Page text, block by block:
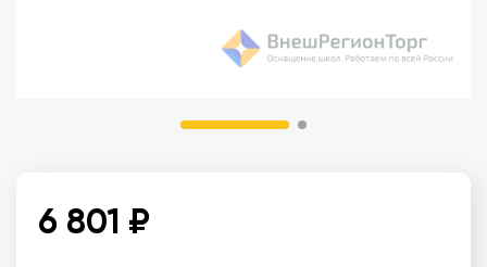
6 801 ₽